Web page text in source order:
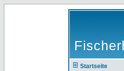
Startseite